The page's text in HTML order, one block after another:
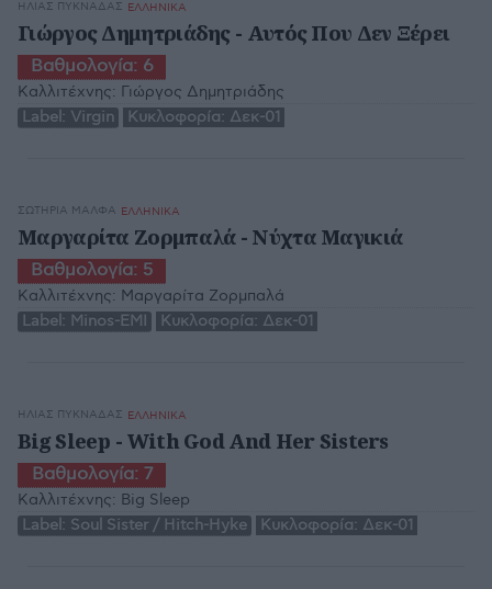
ΗΛΊΑΣ ΠΥΚΝΆΔΑΣ ΕΛΛΗΝΙΚΑ
Γιώργος Δημητριάδης - Αυτός Που Δεν Ξέρει
Βαθμολογία: 6
Καλλιτέχνης: Γιώργος Δημητριάδης
Label: Virgin Κυκλοφορία: Δεκ-01
ΣΩΤΗΡΊΑ ΜΆΛΦΑ ΕΛΛΗΝΙΚΑ
Μαργαρίτα Ζορμπαλά - Νύχτα Μαγικιά
Βαθμολογία: 5
Καλλιτέχνης: Μαργαρίτα Ζορμπαλά
Label: Minos-EMI Κυκλοφορία: Δεκ-01
ΗΛΊΑΣ ΠΥΚΝΆΔΑΣ ΕΛΛΗΝΙΚΑ
Big Sleep - With God And Her Sisters
Βαθμολογία: 7
Καλλιτέχνης: Big Sleep
Label: Soul Sister / Hitch-Hyke Κυκλοφορία: Δεκ-01